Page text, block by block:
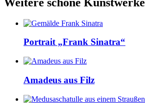
Portrait „Frank Sinatra“
Amadeus aus Filz